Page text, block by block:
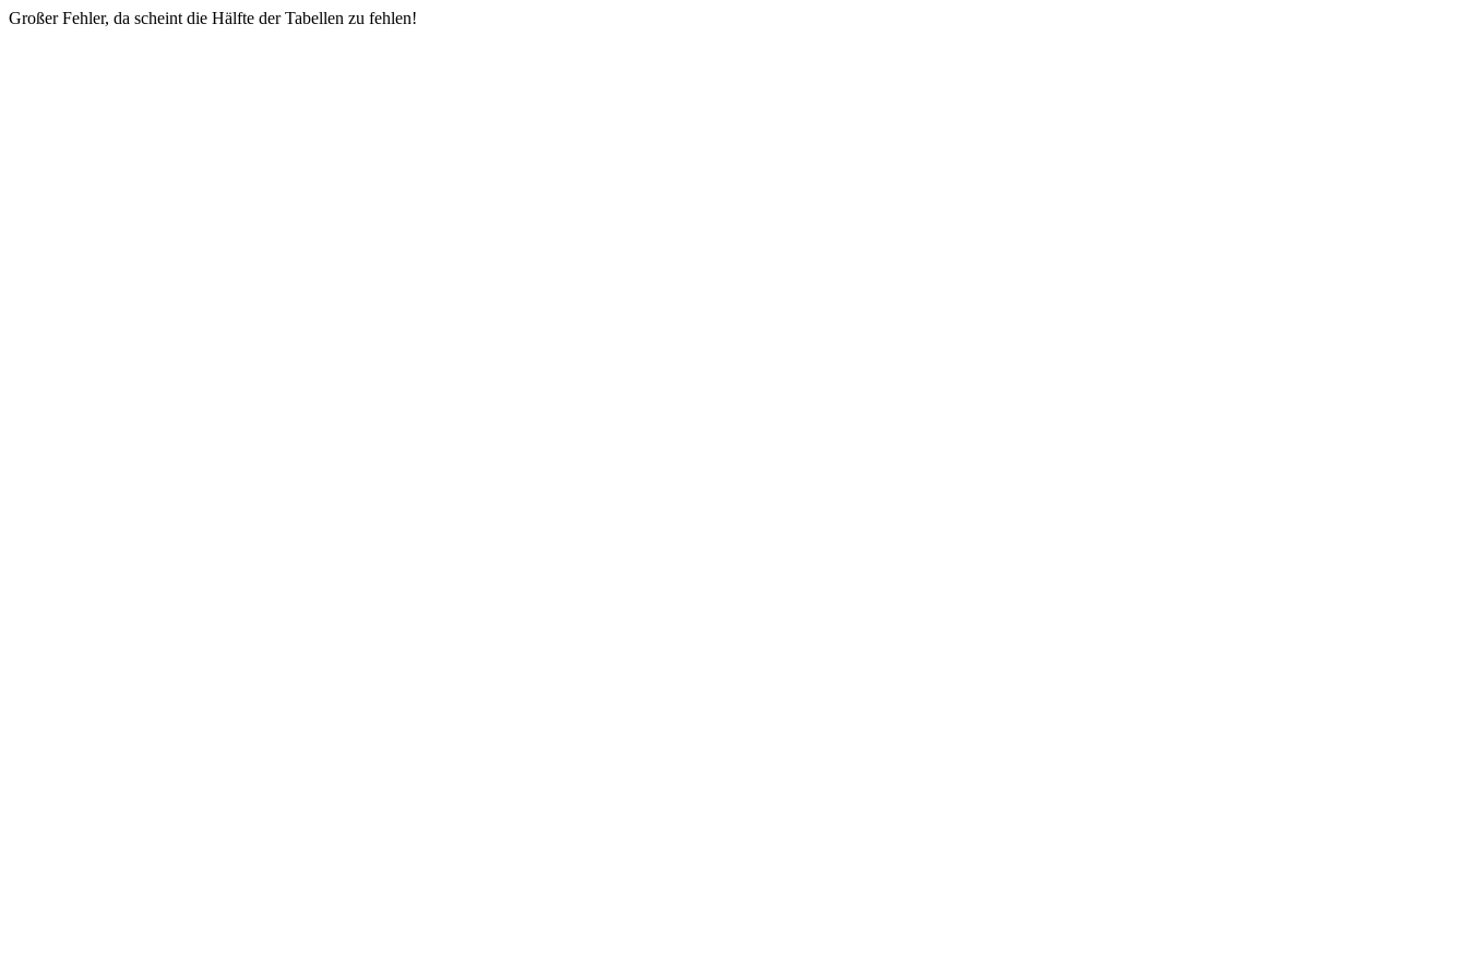
Großer Fehler, da scheint die Hälfte der Tabellen zu fehlen!